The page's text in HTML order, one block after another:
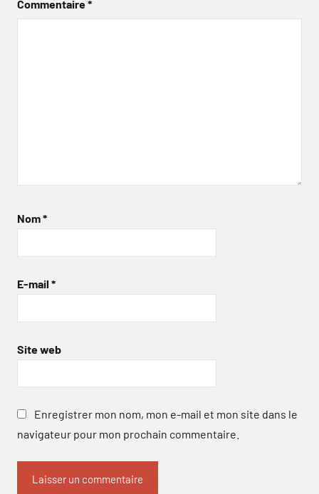
Commentaire*
Nom*
E-mail *
Site web
Enregistrer mon nom, mon e-mail et mon site dans le
navigateur pour mon prochain commentaire.